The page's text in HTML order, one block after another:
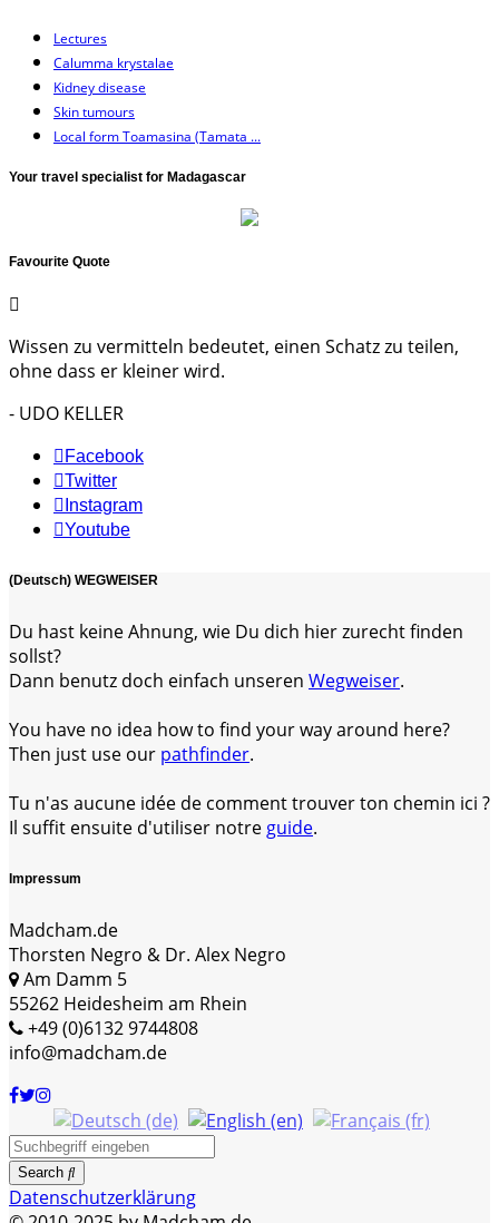
Lectures
Calumma krystalae
Kidney disease
Skin tumours
Local form Toamasina (Tamata ...
Your travel specialist for Madagascar
Favourite Quote
Wissen zu vermitteln bedeutet, einen Schatz zu teilen,
ohne dass er kleiner wird.
- UDO KELLER
Facebook
Twitter
Instagram
Youtube
(Deutsch) WEGWEISER
Du hast keine Ahnung, wie Du dich hier zurecht finden
sollst?
Dann benutz doch einfach unseren Wegweiser.
You have no idea how to find your way around here?
Then just use our pathfinder.
Tu n'as aucune idée de comment trouver ton chemin ici ?
Il suffit ensuite d'utiliser notre guide.
Impressum
Madcham.de
Thorsten Negro & Dr. Alex Negro
Am Damm 5
55262 Heidesheim am Rhein
+49 (0)6132 9744808
info@madcham.de
Search
Datenschutzerklärung